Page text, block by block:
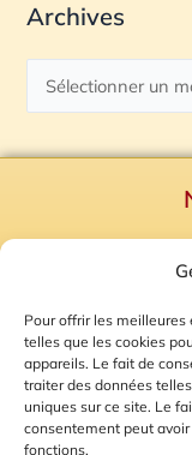
Pour offrir les
telles que les cookies
appareils. Le fait de
traiter des données
uniques sur ce site. Le
consentement peut
fonctions.
Archives
Mentions